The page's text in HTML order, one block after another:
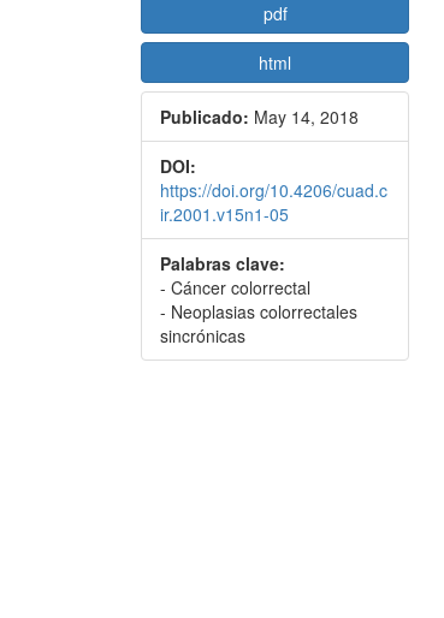
pdf
html
Publicado: May 14, 2018
DOI:
https://doi.org/10.4206/cuad.c
ir.2001.v15n1-05
Palabras clave:
- Cáncer colorrectal
- Neoplasias colorrectales
sincrónicas